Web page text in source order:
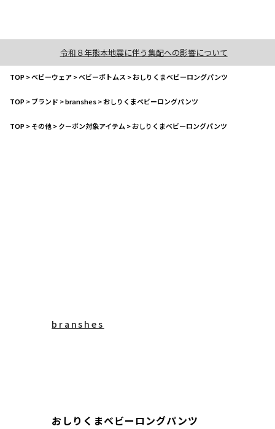
令和８年熊本地震に伴う集配への影響について
TOP>ベビーウェア>ベビーボトムス >おしりくまベビーロングパンツ
TOP>ブランド >branshes>おしりくまベビーロングパンツ
TOP>その他>クーポン対象アイテム >おしりくまベビーロングパンツ
branshes
おしりくまベビーロングパンツ